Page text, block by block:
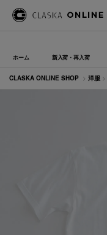
ホーム 新入荷・再入荷
CLASKA ONLINE SHOP > 洋服 >